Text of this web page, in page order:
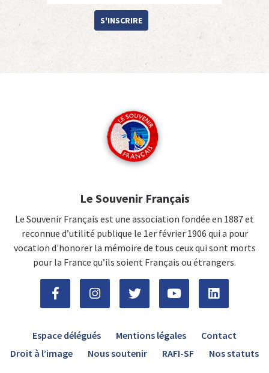
S'INSCRIRE
Le Souvenir Français
Le Souvenir Français est une association fondée en 1887 et
reconnue d’utilité publique le 1er février 1906 qui a pour
vocation d'honorer la mémoire de tous ceux qui sont morts
pour la France qu’ils soient Français ou étrangers.
Espace délégués Mentions légales
Contact
Droit à l’image
Nous soutenir RAFI-SF Nos statuts